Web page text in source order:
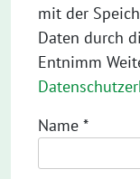
mit der
Daten durch
Entnimm
Name *